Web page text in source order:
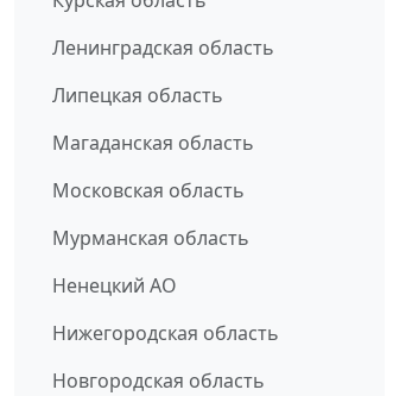
Ленинградская область
Липецкая область
Магаданская область
Московская область
Мурманская область
Ненецкий АО
Нижегородская область
Новгородская область